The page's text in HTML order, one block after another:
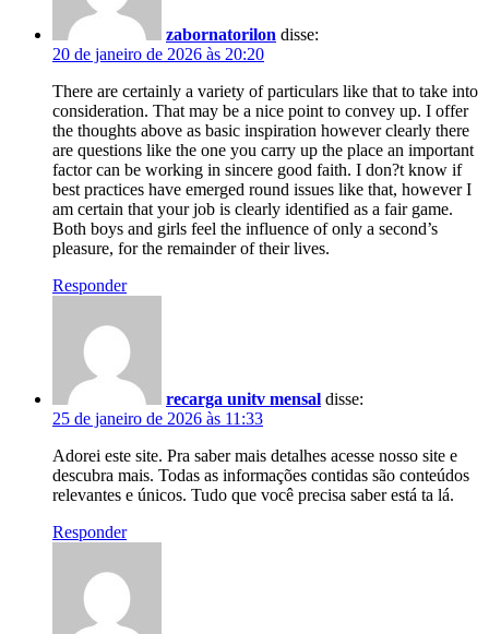
zabornatorilon disse:
20 de janeiro de 2026 às 20:20
There are certainly a variety of particulars like that to take into
consideration. That may be a nice point to convey up. I offer
the thoughts above as basic inspiration however clearly there
are questions like the one you carry up the place an important
factor can be working in sincere good faith. I don?t know if
best practices have emerged round issues like that, however I
am certain that your job is clearly identified as a fair game.
Both boys and girls feel the influence of only a second’s
pleasure, for the remainder of their lives.
Responder
recarga unitv mensal disse:
25 de janeiro de 2026 às 11:33
Adorei este site. Pra saber mais detalhes acesse nosso site e
descubra mais. Todas as informações contidas são conteúdos
relevantes e únicos. Tudo que você precisa saber está ta lá.
Responder